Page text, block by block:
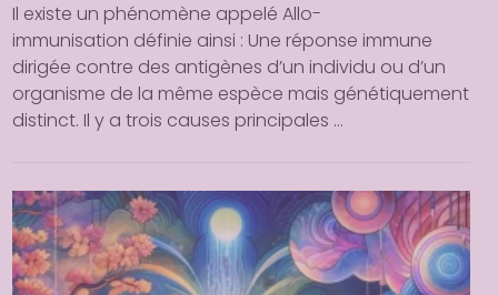
Il existe un phénomène appelé Allo-
immunisation définie ainsi : Une réponse immune
dirigée contre des antigènes d’un individu ou d’un
organisme de la même espèce mais génétiquement
distinct. Il y a trois causes principales …